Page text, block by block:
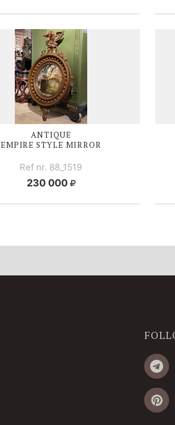
ANTIQUE
EMPIRE STYLE MIRROR
Ref nr. 88_1519
230 000